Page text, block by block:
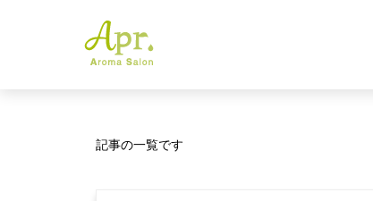
記事の一覧です